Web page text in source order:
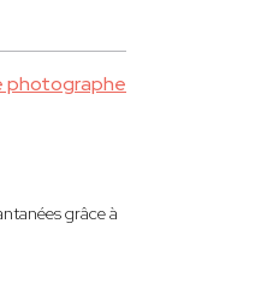
photographe
grâce à